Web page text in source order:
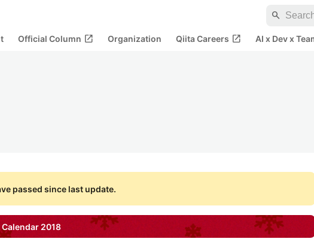
search
Official Column open_in_new Organization Qiita Careers open_in_new AI x Dev x
passed since last update.
2018